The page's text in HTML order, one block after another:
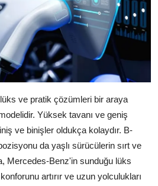
ve pratik çözümleri bir araya
Yüksek tavanı ve geniş
ve binişler oldukça kolaydır. B-
da yaşlı sürücülerin sırt ve
Mercedes-Benz'in sunduğu lüks
artırır ve uzun yolculukları